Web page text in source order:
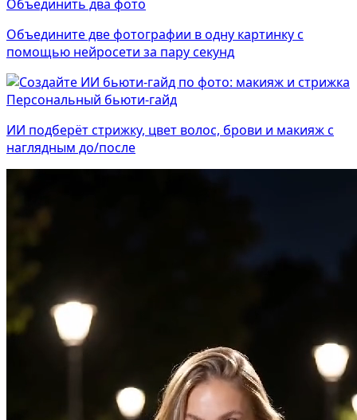
Объединить два фото
Объедините две фотографии в одну картинку с
помощью нейросети за пару секунд
Персональный бьюти-гайд
ИИ подберёт стрижку, цвет волос, брови и макияж с
наглядным до/после